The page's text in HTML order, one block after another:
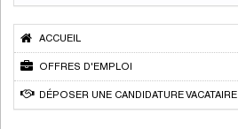
ACCUEIL
OFFRES D'EMPLOI
DÉPOSER UNE CANDIDATURE VACATAIRE